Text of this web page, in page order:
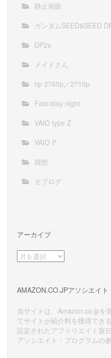
静止画眼
ガンダムSEED&SEED
DP2s
メイドさん
hp 2760p／2710p
Fate/stay night
VAIO type Z
VAIO P
雑想
モブログ
アーカイブ
ア
ー
ブ
AMAZON.CO.JPアソシエイト
当サイトは、Amazon.co.jpを
てサイトが紹介料を獲得でき
設定されたアフィリエイト宣
アソシエイト・プログラムの参